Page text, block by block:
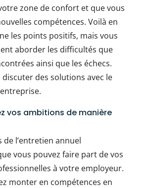
zone de confort et que vous
compétences. Voilà en
les points positifs, mais vous
aborder les difficultés que
ainsi que les échecs.
des solutions avec le
vos ambitions de manière
de l’entretien annuel
vous pouvez faire part de vos
à votre employeur.
monter en compétences en